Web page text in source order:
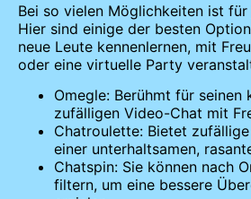
Bei so vielen Möglichkeiten ist
Hier sind einige der besten
neue Leute kennenlernen, mit
oder eine virtuelle Party
Omegle: Berühmt für seinen
zufälligen Video-Chat mit
Chatroulette: Bietet
einer unterhaltsamen,
Chatspin: Sie können nach
filtern, um eine bessere